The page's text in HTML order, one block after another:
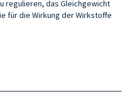
regulieren, das Gleichgewicht
für die Wirkung der Wirkstoffe